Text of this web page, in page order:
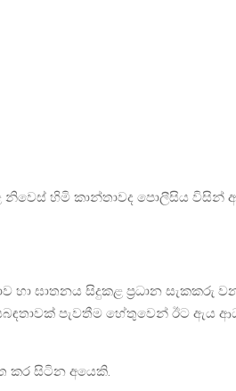
නිවෙස් හිමි කාන්තාවද පොලීසිය විසින්
ඝාතනය සිදුකළ ප්‍රධාන සැකකරු
පැවතීම හේතුවෙන් ඊට ඇය
කර සිටින අයෙකි.